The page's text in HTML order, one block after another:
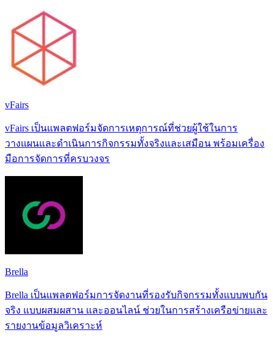
vFairs
vFairs เป็นแพลตฟอร์มจัดการเหตุการณ์ที่ช่วยผู้ใช้ในการ
วางแผนและดำเนินการกิจกรรมทั้งจริงและเสมือน พร้อมเครื่อง
มือการจัดการที่ครบวงจร
Brella
Brella เป็นแพลตฟอร์มการจัดงานที่รองรับกิจกรรมทั้งแบบพบกัน
จริง แบบผสมผสาน และออนไลน์ ช่วยในการสร้างเครือข่ายและ
รายงานข้อมูลวิเคราะห์